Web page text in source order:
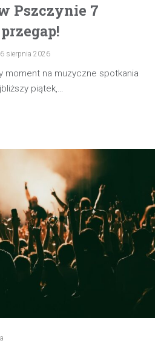
Pszczynie 7
6 sierpnia 2026
moment na muzyczne spotkania
piątek,…